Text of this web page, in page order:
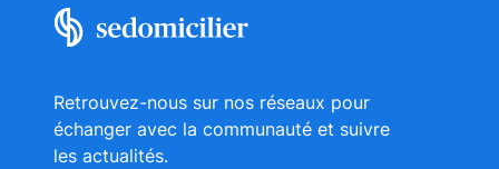
Retrouvez-nous sur nos réseaux pour
échanger avec la communauté et suivre
les actualités.